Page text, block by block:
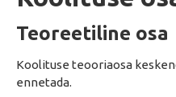
Teoreetiline osa
Koolituse teooriaosa
ennetada.